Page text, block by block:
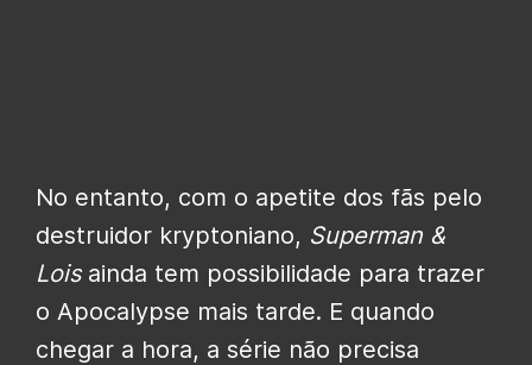
No entanto, com o apetite dos fãs pelo
destruidor kryptoniano, Superman &
Loisainda tem possibilidade para trazer
o Apocalypse mais tarde. E quando
chegar a hora, a série não precisa